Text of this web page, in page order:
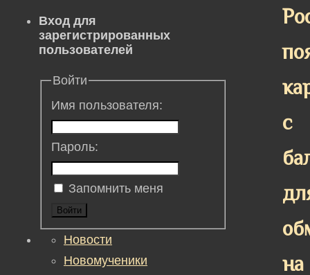
с
на
Вход для
зарегистрированных
пользователей
Войти
Имя пользователя:
Пароль:
Запомнить меня
Войти
Новости
Новомученики